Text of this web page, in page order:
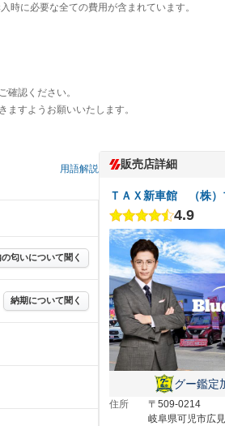
時に必要な全ての費用が含まれています。
確認ください。
すようお願いいたします。
用語解説
匂いについて聞く
納期について聞く
販売店詳細
ＴＡＸ新車館 （株）
4.9
グー鑑定
住所
〒509-0214
岐阜県可児市広